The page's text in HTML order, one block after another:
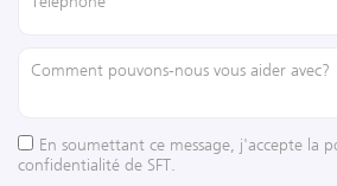
En soumettant ce message, j'accepte la
confidentialité de SFT.